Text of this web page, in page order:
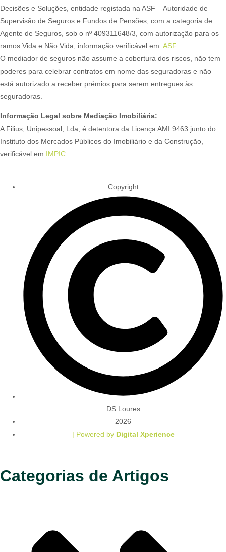
Decisões e Soluções, entidade registada na ASF – Autoridade de
Supervisão de Seguros e Fundos de Pensões, com a categoria de
Agente de Seguros, sob o nº 409311648/3, com autorização para os
ramos Vida e Não Vida, informação verificável em: ASF.
O mediador de seguros não assume a cobertura dos riscos, não tem
poderes para celebrar contratos em nome das seguradoras e não
está autorizado a receber prémios para serem entregues às
seguradoras.
Informação Legal sobre Mediação Imobiliária:
A Filius, Unipessoal, Lda, é detentora da Licença AMI 9463 junto do
Instituto dos Mercados Públicos do Imobiliário e da Construção,
verificável em IMPIC.
Copyright
DS Loures
2026
| Powered by Digital Xperience
Categorias de Artigos